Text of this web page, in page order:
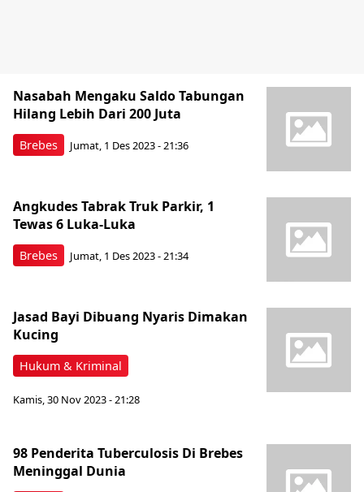
Brebes
Nasabah Mengaku Saldo Tabungan
Hilang Lebih Dari 200 Juta
Jumat, 1 Des 2023 - 21:36
Brebes
Angkudes Tabrak Truk Parkir, 1
Tewas 6 Luka-Luka
Jumat, 1 Des 2023 - 21:34
Hukum & Kriminal
Jasad Bayi Dibuang Nyaris Dimakan
Kucing
Kamis, 30 Nov 2023 - 21:28
98 Penderita Tuberculosis Di Brebes
Meninggal Dunia